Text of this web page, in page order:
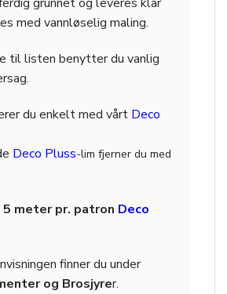
med vannløselig maling.
til listen benytter du vanlig
du enkelt med vårt Deco
Deco Pluss-lim fjerner du med
meter pr. patron Deco
finner du under
og Brosjyrer.